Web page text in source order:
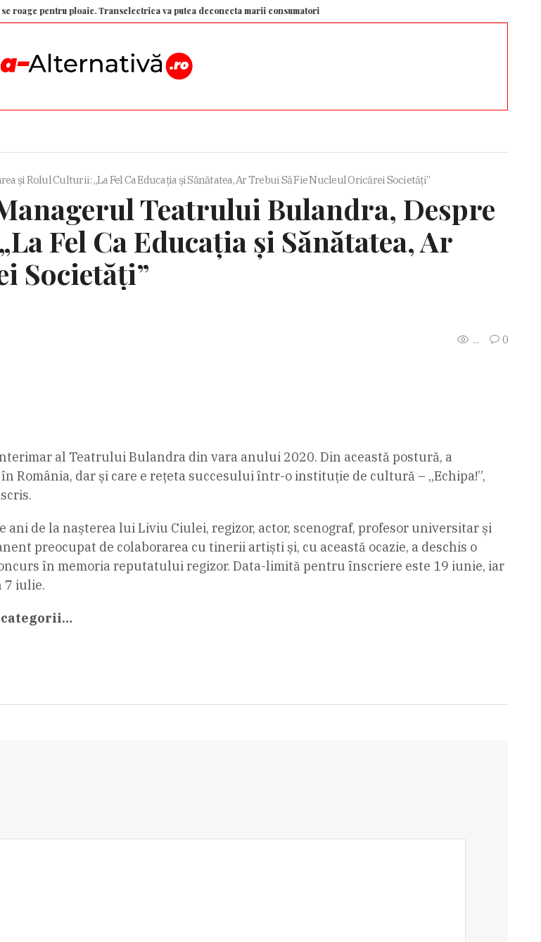
pentru ploaie. Transelectrica va putea deconecta marii consumatori industriali – Aleph News
și Rolul Culturii: „La Fel Ca Educația și Sănătatea, Ar Trebui Să Fie Nucleul Oricărei Societăți”
Teatrului Bulandra, Despre
Fel Ca Educația și Sănătatea, Ar
Societăți”
...
0
al Teatrului Bulandra din vara anului 2020. Din această postură, a
România, dar și care e rețeta succesului într-o instituție de cultură – „Echipa!”,
de la nașterea lui Liviu Ciulei, regizor, actor, scenograf, profesor universitar și
preocupat de colaborarea cu tinerii artiști și, cu această ocazie, a deschis o
în memoria reputatului regizor. Data-limită pentru înscriere este 19 iunie, iar
7 iulie.
categorii…